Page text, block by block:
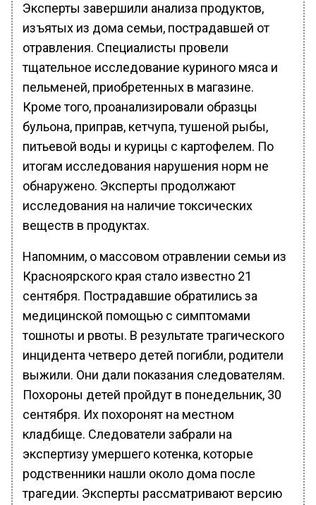
Эксперты завершили анализа продуктов,
изъятых из дома семьи, пострадавшей от
отравления. Специалисты провели
тщательное исследование куриного мяса и
пельменей, приобретенных в магазине.
Кроме того, проанализировали образцы
бульона, приправ, кетчупа, тушеной рыбы,
питьевой воды и курицы с картофелем. По
итогам исследования нарушения норм не
обнаружено. Эксперты продолжают
исследования на наличие токсических
веществ в продуктах.
Напомним, о массовом отравлении семьи из
Красноярского края стало известно 21
сентября. Пострадавшие обратились за
медицинской помощью с симптомами
тошноты и рвоты. В результате трагического
инцидента четверо детей погибли, родители
выжили. Они дали показания следователям.
Похороны детей пройдут в понедельник, 30
сентября. Их похоронят на местном
кладбище. Следователи забрали на
экспертизу умершего котенка, которые
родственники нашли около дома после
трагедии. Эксперты рассматривают версию